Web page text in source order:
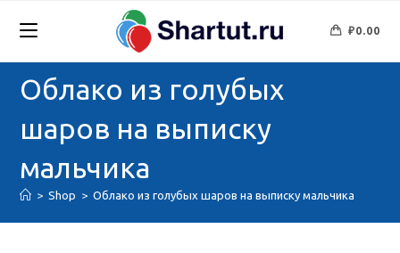
₽0.00
Облако из голубых
шаров на выписку
мальчика
> Shop > Облако из голубых шаров на выписку мальчика